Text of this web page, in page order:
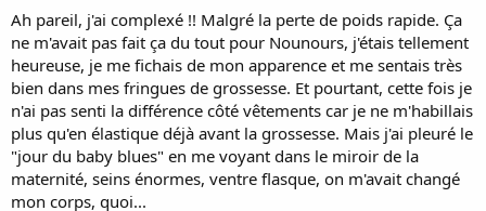
Ah pareil, j'ai complexé !! Malgré la perte de poids rapide. Ça
ne m'avait pas fait ça du tout pour Nounours, j'étais tellement
heureuse, je me fichais de mon apparence et me sentais très
bien dans mes fringues de grossesse. Et pourtant, cette fois je
n'ai pas senti la différence côté vêtements car je ne m'habillais
plus qu'en élastique déjà avant la grossesse. Mais j'ai pleuré le
"jour du baby blues" en me voyant dans le miroir de la
maternité, seins énormes, ventre flasque, on m'avait changé
mon corps, quoi...